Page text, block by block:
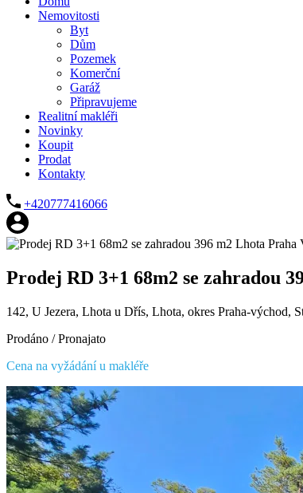
Nemovitosti
Byt
Dům
Pozemek
Komerční
Garáž
Připravujeme
Realitní makléři
Novinky
Koupit
Prodat
Kontakty
+420777416066
Prodej RD 3+1 68m2 se zahradou
142, U Jezera, Lhota u Dřís, Lhota, okres Praha-východ,
Prodáno / Pronajato
Cena na vyžádání u makléře